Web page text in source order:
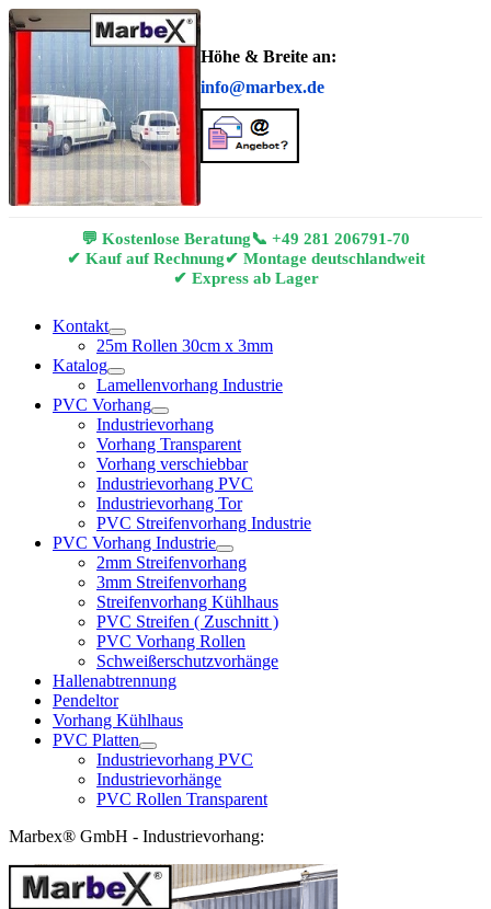
Höhe & Breite an:
info@marbex.de
💬 Kostenlose Beratung📞 +49 281 206791-70
✔ Kauf auf Rechnung✔ Montage deutschlandweit
✔ Express ab Lager
Kontakt
25m Rollen 30cm x 3mm
Katalog
Lamellenvorhang Industrie
PVC Vorhang
Industrievorhang
Vorhang Transparent
Vorhang verschiebbar
Industrievorhang PVC
Industrievorhang Tor
PVC Streifenvorhang Industrie
PVC Vorhang Industrie
2mm Streifenvorhang
3mm Streifenvorhang
Streifenvorhang Kühlhaus
PVC Streifen ( Zuschnitt )
PVC Vorhang Rollen
Schweißerschutzvorhänge
Hallenabtrennung
Pendeltor
Vorhang Kühlhaus
PVC Platten
Industrievorhang PVC
Industrievorhänge
PVC Rollen Transparent
Marbex® GmbH - Industrievorhang: